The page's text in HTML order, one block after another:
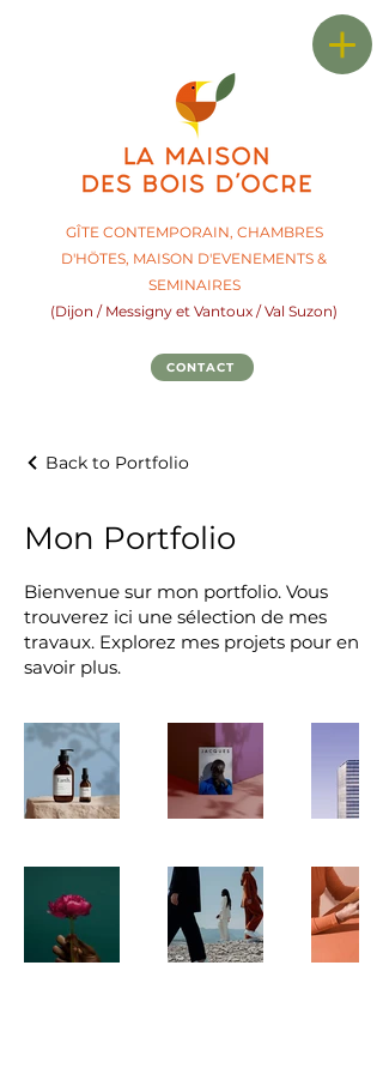
CONTACT
GÎTE CONTEMPORAIN, CHAMBRES
D'HÖTES, MAISON D'EVENEMENTS &
SEMINAIRES
(Dijon / Messigny et Vantoux / Val Suzon)
Back to Portfolio
Mon Portfolio
Bienvenue sur mon portfolio. Vous
trouverez ici une sélection de mes
travaux. Explorez mes projets pour en
savoir plus.